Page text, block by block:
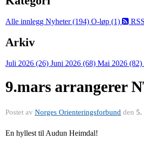
Alle innlegg Nyheter (194) O-løp (1) RSS
Arkiv
Juli 2026 (26) Juni 2026 (68) Mai 2026 (82)
9.mars arrangerer
Postet av Norges Orienteringsforbund den 5.
En hyllest til Audun Heimdal!